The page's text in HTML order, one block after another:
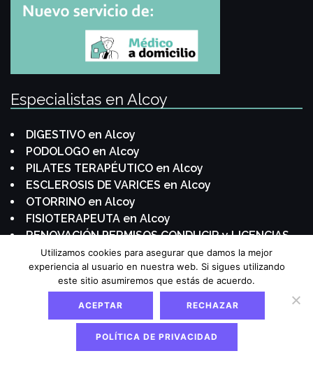
Especialistas en Alcoy
DIGESTIVO en Alcoy
PODOLOGO en Alcoy
PILATES TERAPÉUTICO en Alcoy
ESCLEROSIS DE VARICES en Alcoy
OTORRINO en Alcoy
FISIOTERAPEUTA en Alcoy
RENOVACIÓN PERMISOS CONDUCIR y LICENCIAS
de ARMAS en Alcoy
MÉDICO GENERAL - Medicina de familia en Alcoy
CENTRO de CONDUCTORES en Alcoy
GINECÓLOGA en Alcoy
MATRONA en Alcoy
NUTRICIONISTA - DIETISTA en Alcoy
CIRUJANA en Alcoy
Utilizamos cookies para asegurar que damos la mejor
experiencia al usuario en nuestra web. Si sigues utilizando
este sitio asumiremos que estás de acuerdo.
ACEPTAR RECHAZAR
POLÍTICA DE PRIVACIDAD